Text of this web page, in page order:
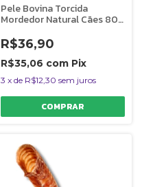
Pele Bovina Torcida
Mordedor Natural Cães 80g
R$36,90
R$35,06 com Pix
3 x de R$12,30 sem juros